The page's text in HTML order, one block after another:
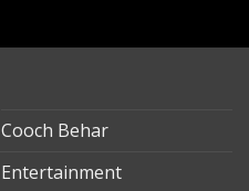
Cooch Behar
Entertainment